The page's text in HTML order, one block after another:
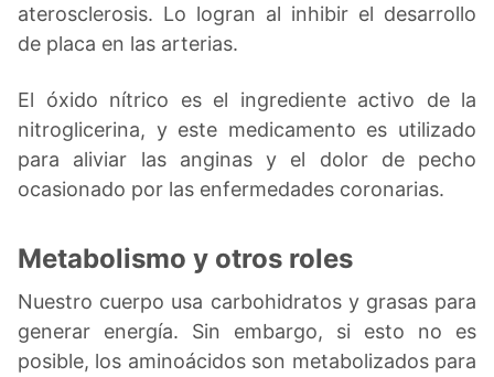
aterosclerosis. Lo logran al inhibir el desarrollo
de placa en las arterias.
El óxido nítrico es el ingrediente activo de la
nitroglicerina, y este medicamento es utilizado
para aliviar las anginas y el dolor de pecho
ocasionado por las enfermedades coronarias.
Metabolismo y otros roles
Nuestro cuerpo usa carbohidratos y grasas para
generar energía. Sin embargo, si esto no es
posible, los aminoácidos son metabolizados para